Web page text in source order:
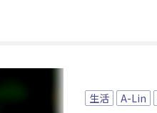
生活 A-Lin